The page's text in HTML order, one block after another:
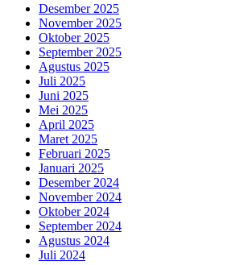
Desember 2025
November 2025
Oktober 2025
September 2025
Agustus 2025
Juli 2025
Juni 2025
Mei 2025
April 2025
Maret 2025
Februari 2025
Januari 2025
Desember 2024
November 2024
Oktober 2024
September 2024
Agustus 2024
Juli 2024